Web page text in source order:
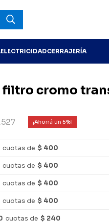
ELECTRICIDADCERRAJERÍA
cromo
5
cuotas de $ 400
cuotas de $ 400
cuotas de $ 400
cuotas de $ 400
cuotas de $ 240